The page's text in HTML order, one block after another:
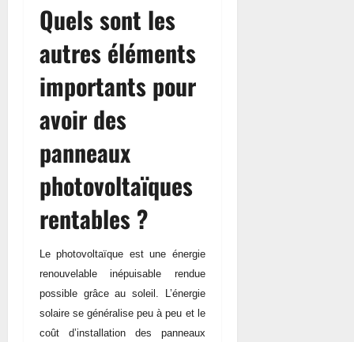
Quels sont les
autres éléments
importants pour
avoir des
panneaux
photovoltaïques
rentables ?
Le photovoltaïque est une énergie
renouvelable inépuisable rendue
possible grâce au soleil. L’énergie
solaire se généralise peu à peu et le
coût d’installation des panneaux